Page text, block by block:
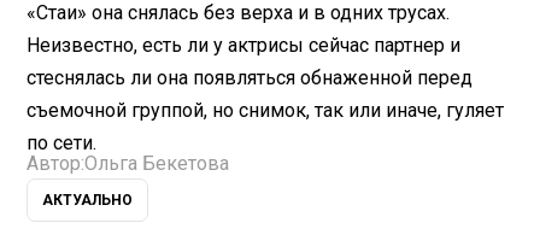
«Стаи» она снялась без верха и в одних трусах.
Неизвестно, есть ли у актрисы сейчас партнер и
стеснялась ли она появляться обнаженной перед
съемочной группой, но снимок, так или иначе, гуляет
по сети.
Автор:Ольга Бекетова
АКТУАЛЬНО